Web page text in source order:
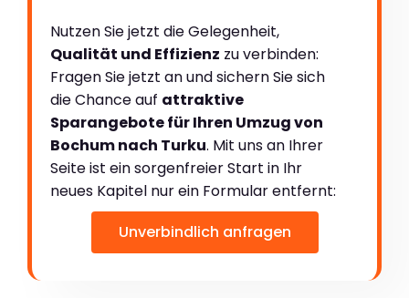
Nutzen Sie jetzt die Gelegenheit,
Qualität und Effizienz zu verbinden:
Fragen Sie jetzt an und sichern Sie sich
die Chance auf attraktive
Sparangebote für Ihren Umzug von
Bochum nach Turku. Mit uns an Ihrer
Seite ist ein sorgenfreier Start in Ihr
neues Kapitel nur ein Formular entfernt:
Unverbindlich anfragen